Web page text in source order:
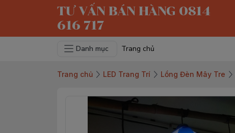
TƯ VẤN BÁN HÀNG 0814
616 717
Danh mục Trang chủ
Trang chủ LED Trang Trí Lồng Đèn Mây Tre